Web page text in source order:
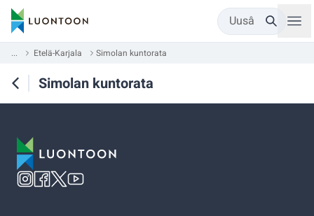
Uusâ
... Etelä-Karjala Simolan kuntorata
Simolan kuntorata